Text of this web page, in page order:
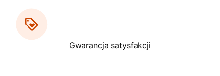
Gwarancja satysfakcji